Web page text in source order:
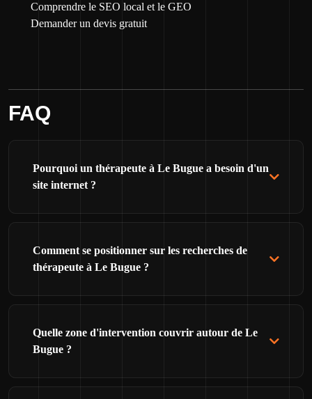
Comprendre le SEO local et le GEO
Demander un devis gratuit
FAQ
Pourquoi un thérapeute à Le Bugue a besoin d'un
site internet ?
Comment se positionner sur les recherches de
thérapeute à Le Bugue ?
Quelle zone d'intervention couvrir autour de Le
Bugue ?